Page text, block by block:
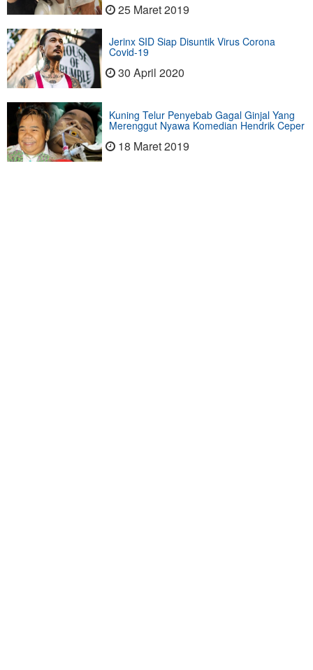
25 Maret 2019
Jerinx SID Siap Disuntik Virus Corona
Covid-19
30 April 2020
Kuning Telur Penyebab Gagal Ginjal Yang
Merenggut Nyawa Komedian Hendrik Ceper
18 Maret 2019